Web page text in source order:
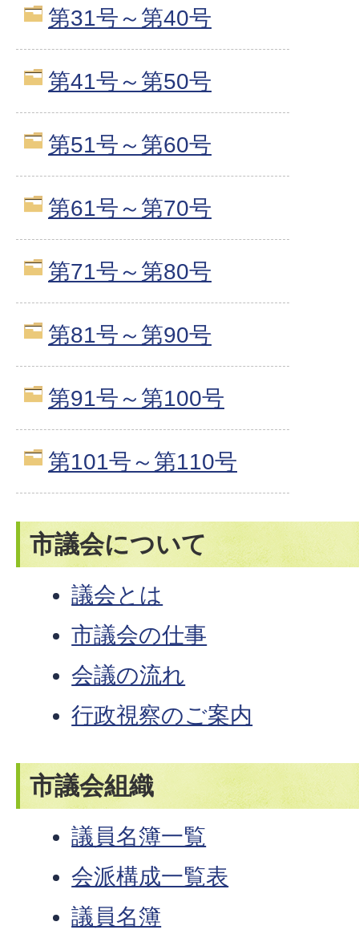
第31号～第40号
第41号～第50号
第51号～第60号
第61号～第70号
第71号～第80号
第81号～第90号
第91号～第100号
第101号～第110号
市議会について
議会とは
市議会の仕事
会議の流れ
行政視察のご案内
市議会組織
議員名簿一覧
会派構成一覧表
議員名簿